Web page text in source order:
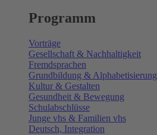
Programm
Vorträge
Gesellschaft & Nachhaltigkeit
Fremdsprachen
Grundbildung & Alphabetisierung
Kultur & Gestalten
Gesundheit & Bewegung
Schulabschlüsse
Junge vhs & Familien vhs
Deutsch, Integration